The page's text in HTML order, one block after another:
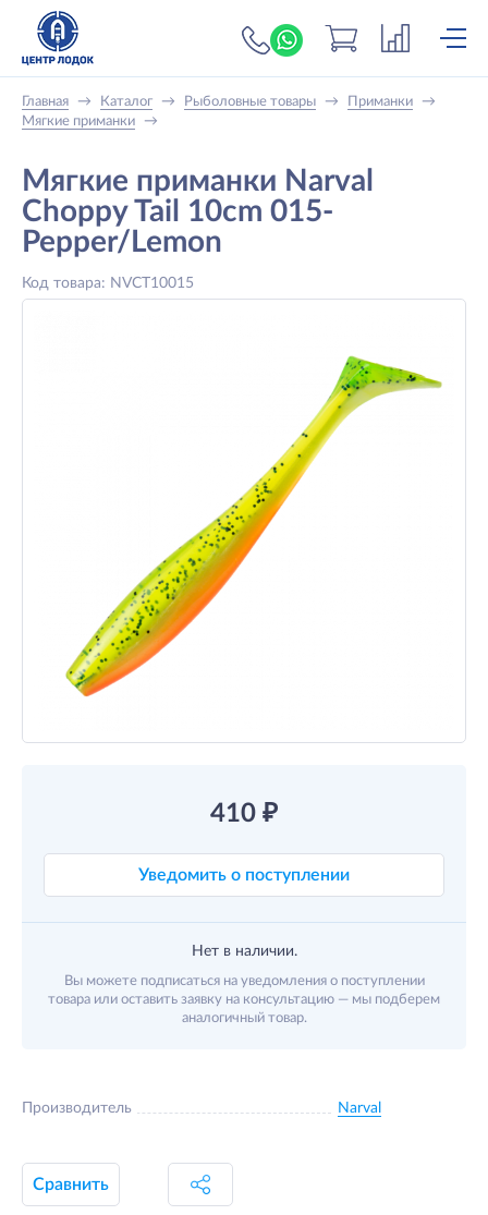
+7 (919) 698-56-
Главная → Каталог → Рыболовные товары → Приманки
→
Мягкие приманки
→
Мягкие приманки Narval
Choppy Tail 10cm 015-
Pepper/Lemon
Код товара: NVCT10015
410 ₽
Уведомить о поступлении
Нет в наличии.
Вы можете подписаться на уведомления о поступлении
товара или оставить заявку на консультацию — мы подберем
аналогичный товар.
Производитель Narval
Сравнить